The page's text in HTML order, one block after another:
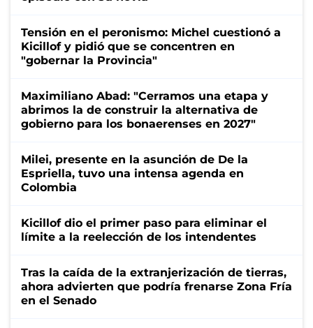
Tensión en el peronismo: Michel cuestionó a
Kicillof y pidió que se concentren en
"gobernar la Provincia"
Maximiliano Abad: "Cerramos una etapa y
abrimos la de construir la alternativa de
gobierno para los bonaerenses en 2027"
Milei, presente en la asunción de De la
Espriella, tuvo una intensa agenda en
Colombia
Kicillof dio el primer paso para eliminar el
límite a la reelección de los intendentes
Tras la caída de la extranjerización de tierras,
ahora advierten que podría frenarse Zona Fría
en el Senado